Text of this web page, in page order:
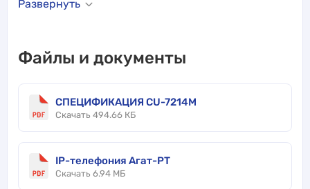
Развернуть
Файлы и документы
СПЕЦИФИКАЦИЯ CU-7214M
Скачать 494.66 КБ
IP-телефония Агат-РТ
Скачать 6.94 МБ